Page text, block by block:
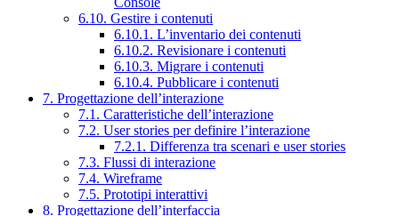
6.10. Gestire i contenuti
6.10.1. L’inventario dei contenuti
6.10.2. Revisionare i contenuti
6.10.3. Migrare i contenuti
6.10.4. Pubblicare i contenuti
7. Progettazione dell’interazione
7.1. Caratteristiche dell’interazione
7.2. User stories per definire l’interazione
7.2.1. Differenza tra scenari e user stories
7.3. Flussi di interazione
7.4. Wireframe
7.5. Prototipi interattivi
8. Progettazione dell’interfaccia